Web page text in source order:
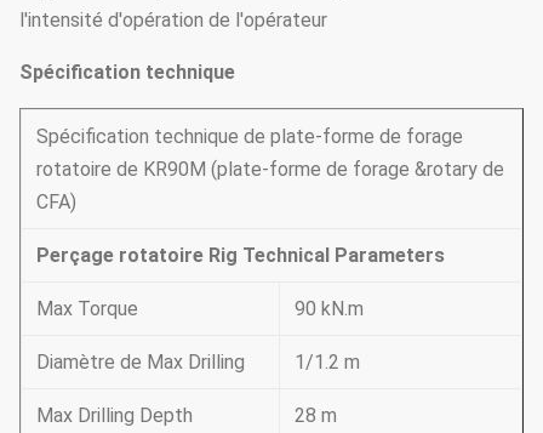
l'intensité d'opération de l'opérateur
Spécification technique
Spécification technique de plate-forme de forage
rotatoire de KR90M (plate-forme de forage &rotary de
CFA)
Perçage rotatoire Rig Technical Parameters
Max Torque 90 kN.m
Diamètre de Max Drilling 1/1.2 m
Max Drilling Depth 28 m